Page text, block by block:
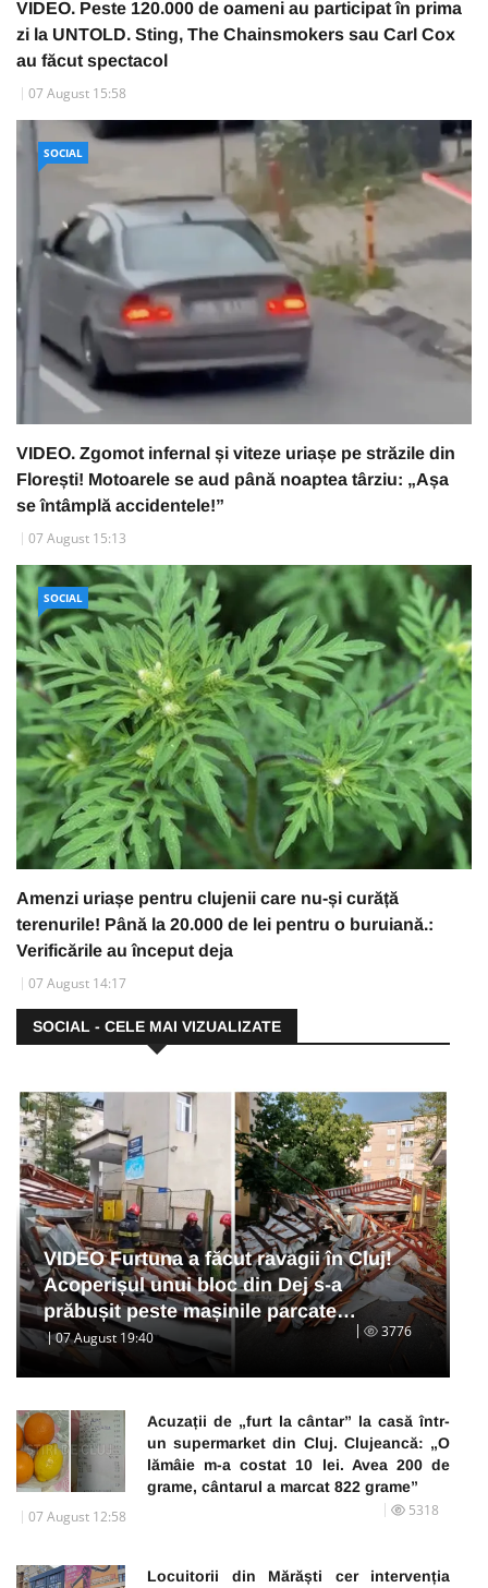
VIDEO. Peste 120.000 de oameni au participat în prima
zi la UNTOLD. Sting, The Chainsmokers sau Carl Cox
au făcut spectacol
07 August 15:58
SOCIAL
VIDEO. Zgomot infernal și viteze uriașe pe străzile din
Florești! Motoarele se aud până noaptea târziu: „Așa
se întâmplă accidentele!”
07 August 15:13
SOCIAL
Amenzi uriașe pentru clujenii care nu-și curăță
terenurile! Până la 20.000 de lei pentru o buruiană.:
Verificările au început deja
07 August 14:17
SOCIAL - CELE MAI VIZUALIZATE
VIDEO Furtuna a făcut ravagii în Cluj!
Acoperișul unui bloc din Dej s-a
prăbușit peste mașinile parcate…
07 August 19:40 3776
Acuzații de „furt la cântar” la casă într-
un supermarket din Cluj. Clujeancă: „O
lămâie m-a costat 10 lei. Avea 200 de
grame, cântarul a marcat 822 grame”
07 August 12:58 5318
Locuitorii din Mărăști cer intervenția